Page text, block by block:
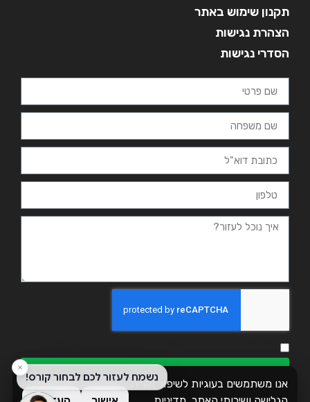
תקנון שימוש באתר
הצהרת נגישות
הסדרי נגישות
שליחה
אנו משתמשים בעוגיות לשיפור חוויית